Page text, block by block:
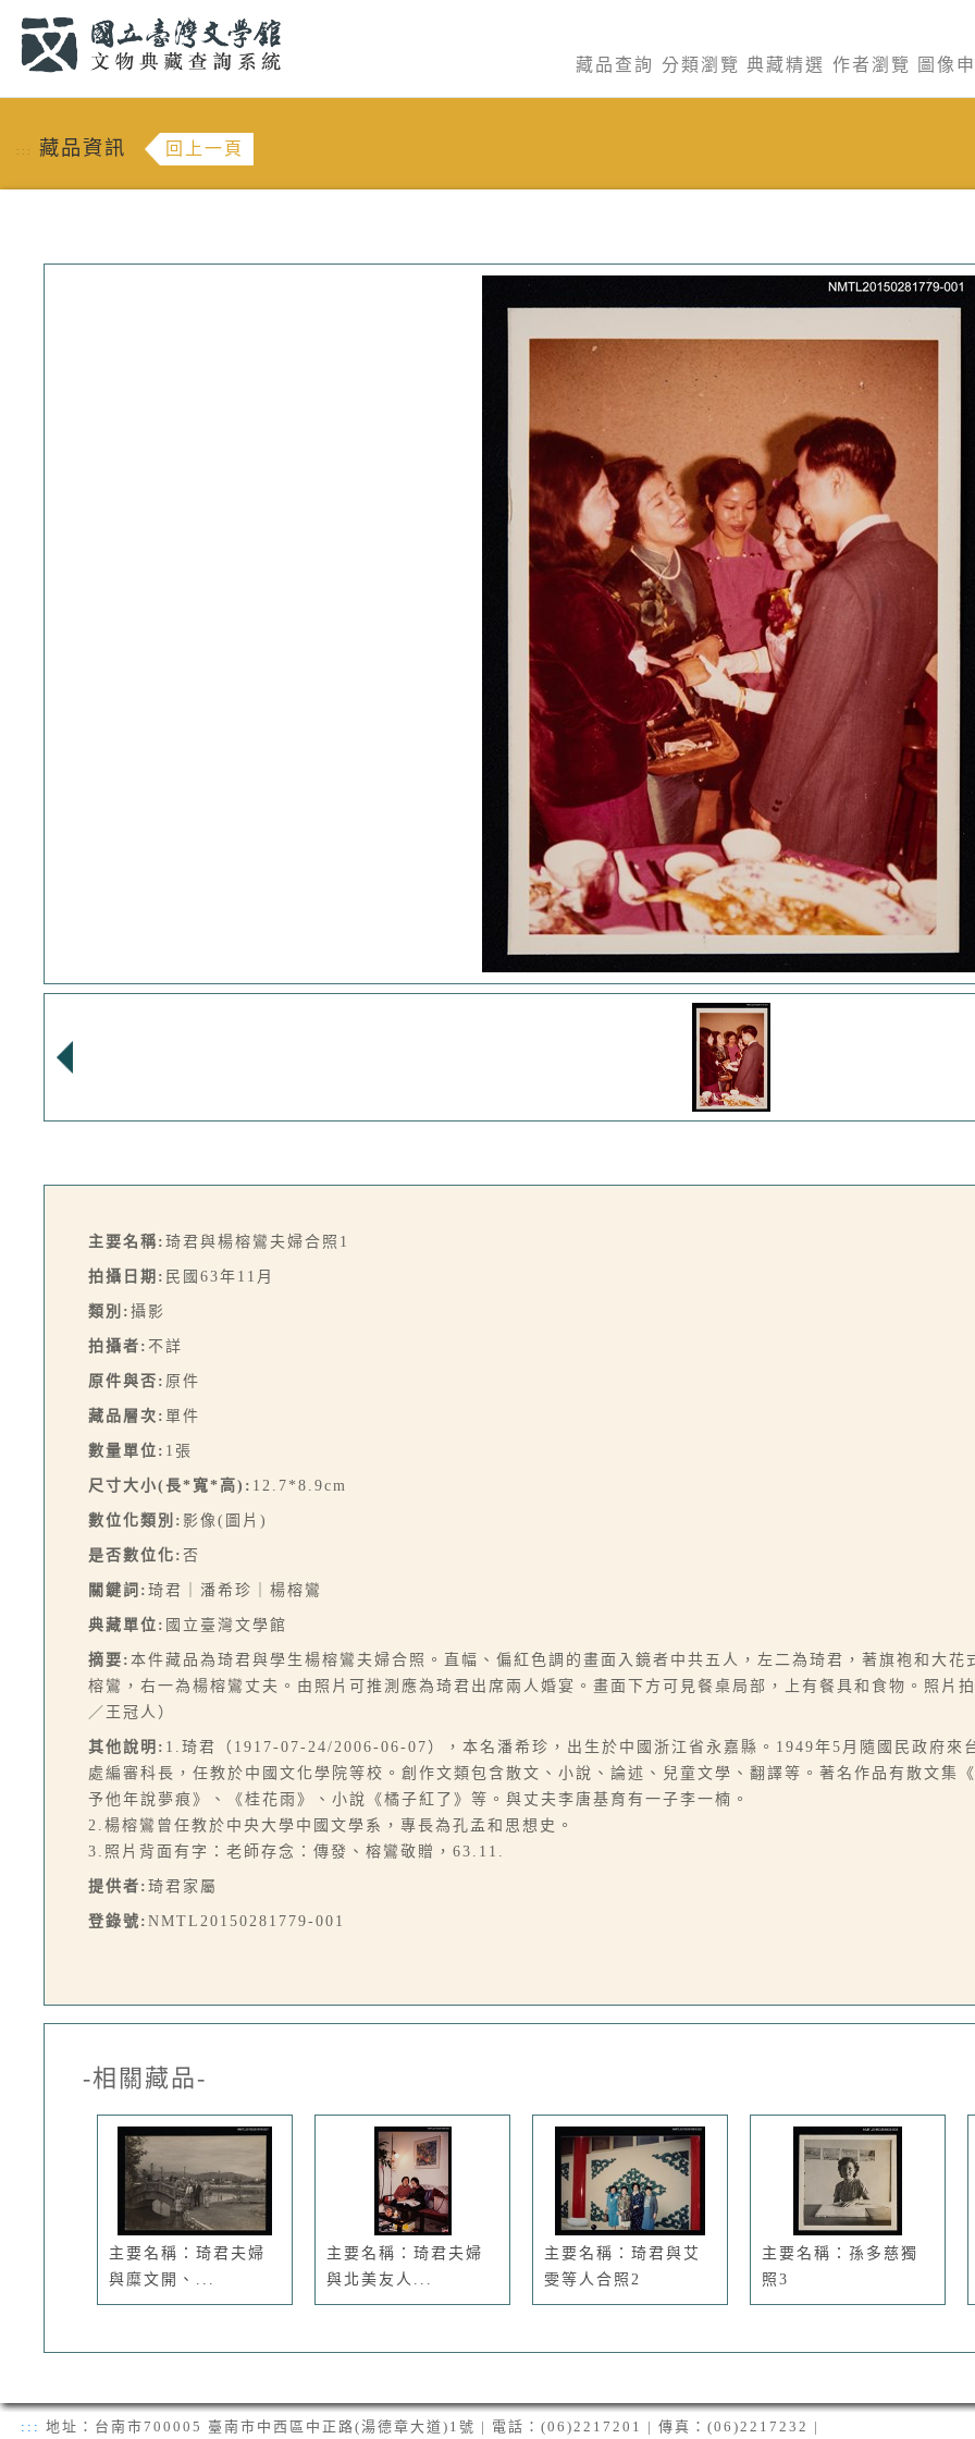
藏品查詢 分類瀏覽 典藏精選 作者瀏覽 圖像
::: 藏品資訊 回上一頁
主要名稱: 琦君與楊榕鸞夫婦合照1
拍攝日期: 民國63年11月
類別: 攝影
拍攝者: 不詳
原件與否: 原件
藏品層次: 單件
數量單位: 1張
尺寸大小(長*寬*高): 12.7*8.9cm
數位化類別: 影像(圖片)
是否數位化: 否
關鍵詞: 琦君｜潘希珍｜楊榕鸞
典藏單位: 國立臺灣文學館
摘要: 本件藏品為琦君與學生楊榕鸞夫婦合照。直幅、偏紅色調的畫面入鏡者中共五人，左二為琦君，著旗袍和大
榕鸞，右一為楊榕鸞丈夫。由照片可推測應為琦君出席兩人婚宴。畫面下方可見餐桌局部，上有餐具和食物。照片
／王冠人）
其他說明: 1.琦君（1917-07-24/2006-06-07），本名潘希珍，出生於中國浙江省永嘉縣。1949年5月隨國民政府來
處編審科長，任教於中國文化學院等校。創作文類包含散文、小說、論述、兒童文學、翻譯等。著名作品有散文集
予他年說夢痕》、《桂花雨》、小說《橘子紅了》等。與丈夫李唐基育有一子李一楠。
2.楊榕鸞曾任教於中央大學中國文學系，專長為孔孟和思想史。
3.照片背面有字：老師存念：傳發、榕鸞敬贈，63.11.
提供者: 琦君家屬
登錄號: NMTL20150281779-001
-相關藏品-
主要名稱：琦君夫婦
與糜文開、...
主要名稱：琦君夫婦
與北美友人...
主要名稱：琦君與艾
雯等人合照2
主要名稱：孫多慈獨
照3
::: 地址：台南市700005 臺南市中西區中正路(湯德章大道)1號 | 電話：(06)2217201 | 傳真：(06)2217232 |